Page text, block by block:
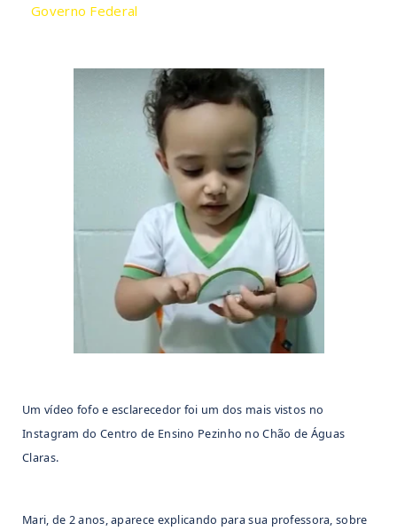
Governo Federal
Um vídeo fofo e esclarecedor foi um dos mais vistos no
Instagram do Centro de Ensino Pezinho no Chão de Águas
Claras.
Mari, de 2 anos, aparece explicando para sua professora, sobre